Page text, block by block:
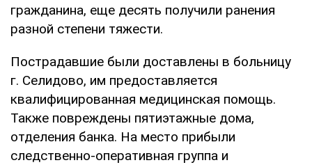
гражданина, еще десять получили ранения
разной степени тяжести.
Пострадавшие были доставлены в больницу
г. Селидово, им предоставляется
квалифицированная медицинская помощь.
Также повреждены пятиэтажные дома,
отделения банка. На место прибыли
следственно-оперативная группа и